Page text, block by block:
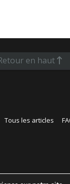
en haut
Tous les articles